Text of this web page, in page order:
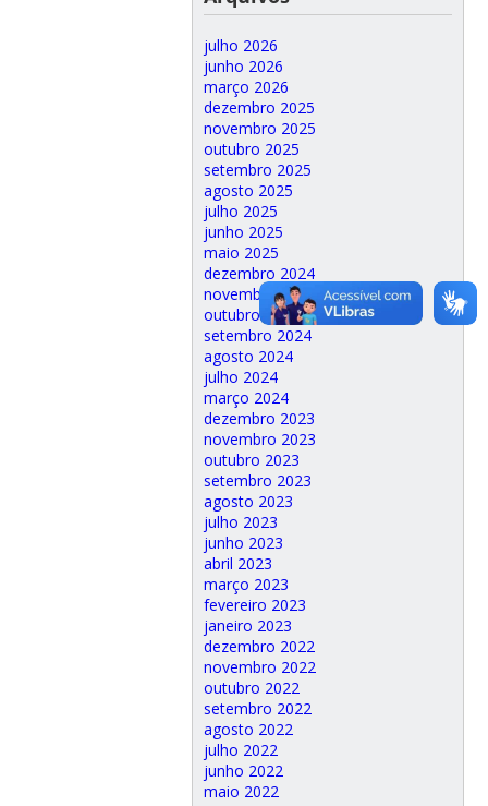
julho 2026
junho 2026
março 2026
dezembro 2025
novembro 2025
outubro 2025
setembro 2025
agosto 2025
julho 2025
junho 2025
maio 2025
dezembro 2024
novembro 2024
outubro 2024
setembro 2024
agosto 2024
julho 2024
março 2024
dezembro 2023
novembro 2023
outubro 2023
setembro 2023
agosto 2023
julho 2023
junho 2023
abril 2023
março 2023
fevereiro 2023
janeiro 2023
dezembro 2022
novembro 2022
outubro 2022
setembro 2022
agosto 2022
julho 2022
junho 2022
maio 2022